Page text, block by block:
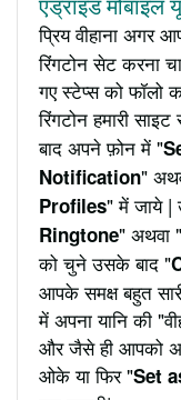
एंड्राइड
प्रिय वीहाना अगर
रिंगटोन सेट करना
गए स्टेप्स को फॉलो
रिंगटोन हमारी
बाद अपने फ़ोन में "
Notification"
Profiles" में जाये
Ringtone" अथवा "
को चुने उसके बाद "
आपके समक्ष बहुत
में अपना यानि की
और जैसे ही आपको
ओके या फिर "Set